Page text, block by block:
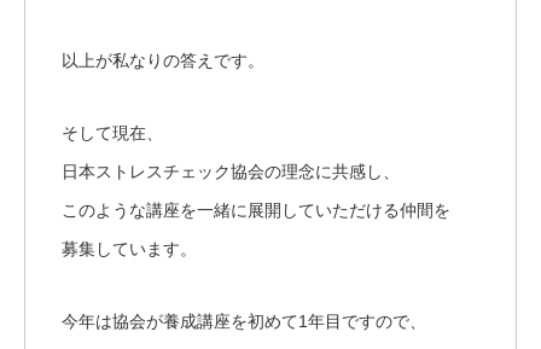
以上が私なりの答えです。
そして現在、
日本ストレスチェック協会の理念に共感し、
このような講座を一緒に展開していただける仲間を
募集しています。
今年は協会が養成講座を初めて1年目ですので、